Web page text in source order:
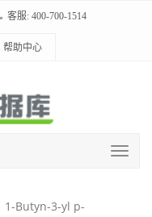
客服: 400-700-1514
帮助中心
1-Butyn-3-yl p-